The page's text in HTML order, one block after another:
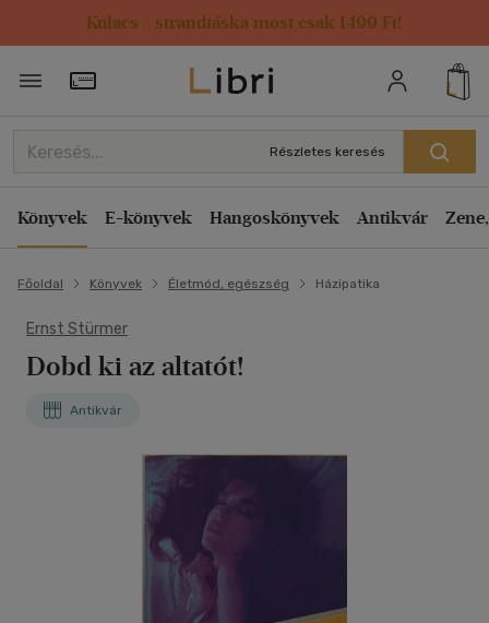
Kulacs / strandtáska most csak 1499 Ft!
Törzsvásárlói Kártya adatai
Részletes keresés
Könyvek E-könyvek Hangoskönyvek Antikvár
Főoldal Könyvek Életmód, egészség Házipatika
Ernst Stürmer
Dobd ki az altatót!
Antikvár